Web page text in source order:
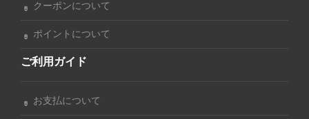
クーポンについて
ポイントについて
ご利用ガイド
お支払について